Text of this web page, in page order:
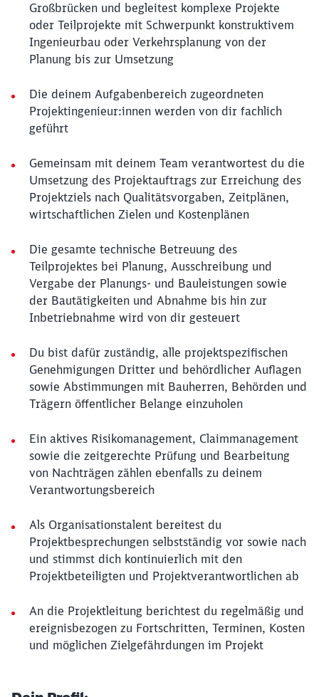
Großbrücken und begleitest komplexe Projekte
oder Teilprojekte mit Schwerpunkt konstruktivem
Ingenieurbau oder Verkehrsplanung von der
Planung bis zur Umsetzung
Die deinem Aufgabenbereich zugeordneten
Projektingenieur:innen werden von dir fachlich
geführt
Gemeinsam mit deinem Team verantwortest du die
Umsetzung des Projektauftrags zur Erreichung des
Projektziels nach Qualitätsvorgaben, Zeitplänen,
wirtschaftlichen Zielen und Kostenplänen
Die gesamte technische Betreuung des
Teilprojektes bei Planung, Ausschreibung und
Vergabe der Planungs- und Bauleistungen sowie
der Bautätigkeiten und Abnahme bis hin zur
Inbetriebnahme wird von dir gesteuert
Du bist dafür zuständig, alle projektspezifischen
Genehmigungen Dritter und behördlicher Auflagen
sowie Abstimmungen mit Bauherren, Behörden und
Trägern öffentlicher Belange einzuholen
Ein aktives Risikomanagement, Claimmanagement
sowie die zeitgerechte Prüfung und Bearbeitung
von Nachträgen zählen ebenfalls zu deinem
Verantwortungsbereich
Als Organisationstalent bereitest du
Projektbesprechungen selbstständig vor sowie nach
und stimmst dich kontinuierlich mit den
Projektbeteiligten und Projektverantwortlichen ab
An die Projektleitung berichtest du regelmäßig und
ereignisbezogen zu Fortschritten, Terminen, Kosten
und möglichen Zielgefährdungen im Projekt